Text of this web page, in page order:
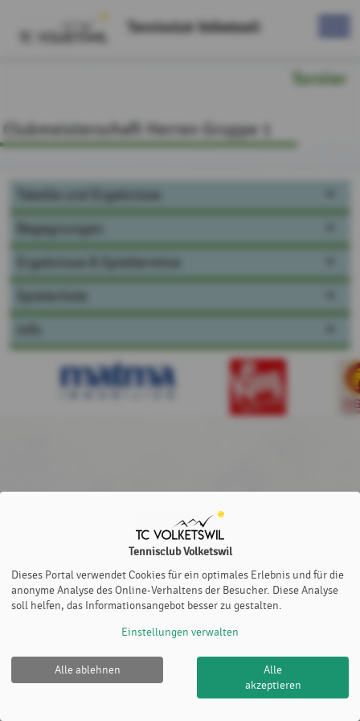
Tennisclub Volketswil
Turnier
Clubmeisterschaft Herren Gruppe 1
Tabelle und Ergebnisse
Begegnungen
Ergebnisse & Spieltermine
Spielerliste
Tennisclub Volketswil |
Datenschutz- und
Cookie Policy
Tennisclub Volketswil
Dieses Portal verwendet Cookies für ein optimales Erlebnis und für die
anonyme Analyse des Online-Verhaltens der Besucher. Diese Analyse
soll helfen, das Informationsangebot besser zu gestalten.
Einstellungen verwalten
Alle ablehnen
Alle
akzeptieren